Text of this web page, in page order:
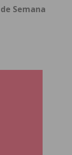
Semana